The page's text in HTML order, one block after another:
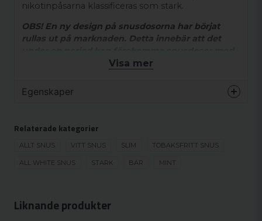
Liknande produkter
nikotinpåsarna klassificeras som stark.
OBS! En ny design på snusdosorna har börjat
rullas ut på marknaden. Detta innebär att det
både den äldre och den nyare designen.
surhetsreglerande medel (E500), sötningsmedel
(E955).
Visa mer
Egenskaper
Smak
Format
Slim
Styrka
Stark
Nikotinhalt
Relaterade kategorier
ALLT SNUS VITT SNUS SLIM TOBAKSFRITT SNUS
ALL WHITE SNUS STARK BÄR MINT